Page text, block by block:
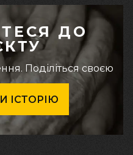
ДО
Поділіться своєю
ІСТОРІЮ